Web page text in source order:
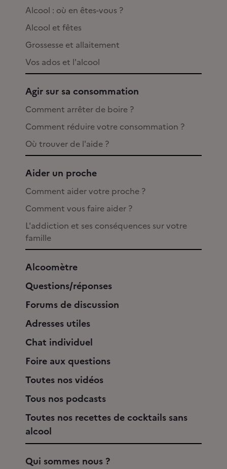
Alcool : où en êtes-vous ?
Alcool et fêtes
Grossesse et allaitement
Vos ados et l'alcool
Agir sur sa consommation
Comment arrêter de boire ?
Comment réduire votre consommation ?
Où trouver de l'aide ?
Aider un proche
Comment aider votre proche ?
Comment vous faire aider ?
L'addiction et ses conséquences sur votre
famille
Alcoomètre
Questions/réponses
Forums de discussion
Adresses utiles
Chat individuel
Foire aux questions
Toutes nos vidéos
Tous nos podcasts
Toutes nos recettes de cocktails sans
alcool
Qui sommes nous ?